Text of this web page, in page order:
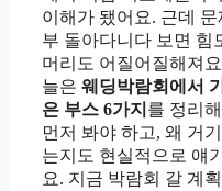
이해가 됐어요. 근데
부 돌아다니다 보면 힘
머리도 어질어질해져
늘은 웨딩박람회에서
은 부스 6가지 를 정리
먼저 봐야 하고, 왜 거
는지도 현실적으로 얘
요. 지금 박람회 갈 계획